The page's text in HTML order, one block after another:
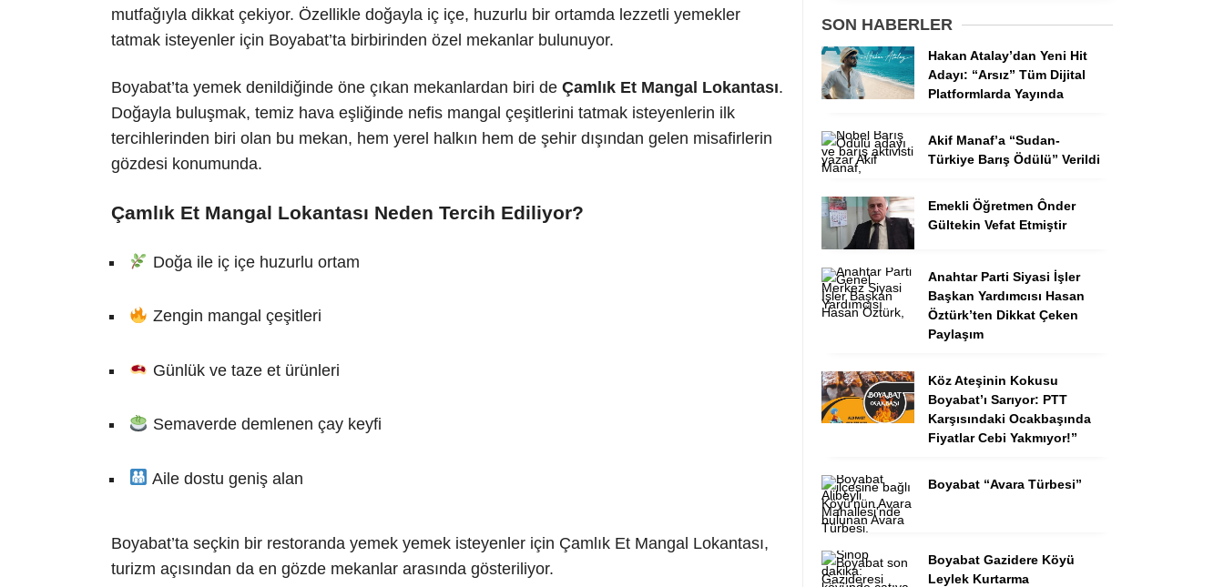
mutfağıyla dikkat çekiyor. Özellikle doğayla iç içe, huzurlu bir ortamda lezzetli yemekler
tatmak isteyenler için Boyabat’ta birbirinden özel mekanlar bulunuyor.
Boyabat’ta yemek denildiğinde öne çıkan mekanlardan biri de Çamlık Et Mangal Lokantası.
Doğayla buluşmak, temiz hava eşliğinde nefis mangal çeşitlerini tatmak isteyenlerin ilk
tercihlerinden biri olan bu mekan, hem yerel halkın hem de şehir dışından gelen misafirlerin
gözdesi konumunda.
Çamlık Et Mangal Lokantası Neden Tercih Ediliyor?
Doğa ile iç içe huzurlu ortam
Zengin mangal çeşitleri
Günlük ve taze et ürünleri
Semaverde demlenen çay keyfi
Aile dostu geniş alan
Boyabat’ta seçkin bir restoranda yemek yemek isteyenler için Çamlık Et Mangal Lokantası,
turizm açısından da en gözde mekanlar arasında gösteriliyor.
SON HABERLER
Hakan Atalay’dan Yeni Hit
Adayı: “Arsız” Tüm Dijital
Platformlarda Yayında
Akif Manaf’a “Sudan-
Türkiye Barış Ödülü” Verildi
Emekli Öğretmen Ônder
Gültekin Vefat Etmiştir
Anahtar Parti Siyasi İşler
Başkan Yardımcısı Hasan
Öztürk’ten Dikkat Çeken
Paylaşım
Köz Ateşinin Kokusu
Boyabat’ı Sarıyor: PTT
Karşısındaki Ocakbaşında
Fiyatlar Cebi Yakmıyor!”
Boyabat “Avara Türbesi”
Boyabat Gazidere Köyü
Leylek Kurtarma